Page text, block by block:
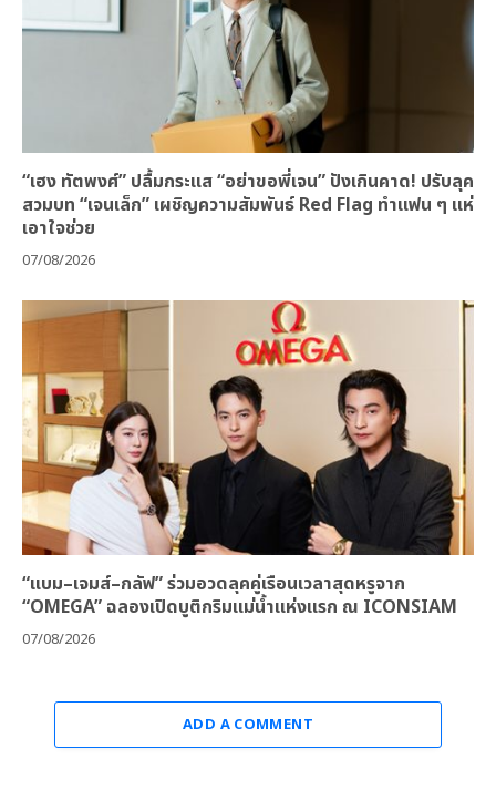
“เฮง ทัตพงศ์” ปลื้มกระแส “อย่าขอพี่เจน” ปังเกินคาด! ปรับลุค
สวมบท “เจนเล็ก” เผชิญความสัมพันธ์ Red Flag ทำแฟน ๆ แห่
เอาใจช่วย
07/08/2026
“แบม–เจมส์–กลัฟ” ร่วมอวดลุคคู่เรือนเวลาสุดหรูจาก
“OMEGA” ฉลองเปิดบูติกริมแม่น้ำแห่งแรก ณ ICONSIAM
07/08/2026
ADD A COMMENT